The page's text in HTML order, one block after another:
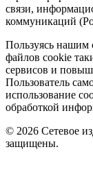
связи,
коммуникаций
Политика
cookie
Пользуясь нашим
файлов cookie
сервисов и
Пользователь
использование
обработкой
© 2026 Сетевое
защищены.